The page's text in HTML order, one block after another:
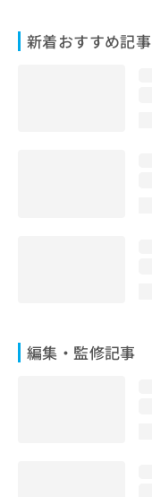
新着おすすめ記事
編集・監修記事
問
い